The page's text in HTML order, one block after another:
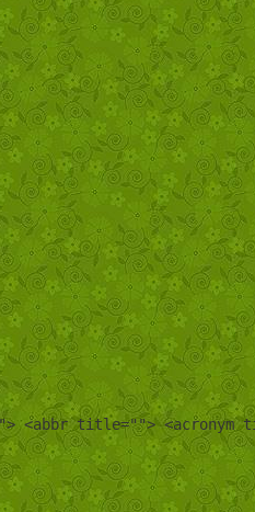
title=""> <acronym